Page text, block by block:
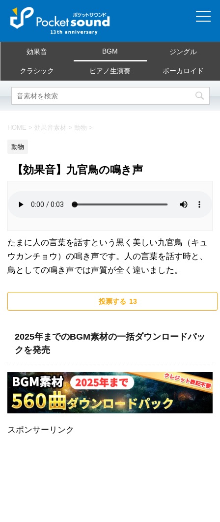
当サイトについて
ご利用規約
お問合せ
効果音 BGM ジングル
クラシック ピアノ生演奏 ボーカロイド
HOME > 効果音素材 > 動物 >
動物
【効果音】九官鳥の鳴き声
たまに人の言葉を話すという黒く美しい九官鳥（キュ
ウカンチョウ）の鳴き声です。人の言葉を話す時と、
鳥としての鳴き声では声質が全く違いました。
投票する 13
2025年までのBGM素材の一括ダウンロードパッ
クを発売
スポンサーリンク